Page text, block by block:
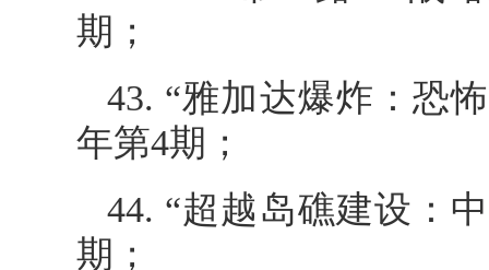
期；
43. “雅加达爆炸：恐
年第4期；
44. “超越岛礁建设：
期；